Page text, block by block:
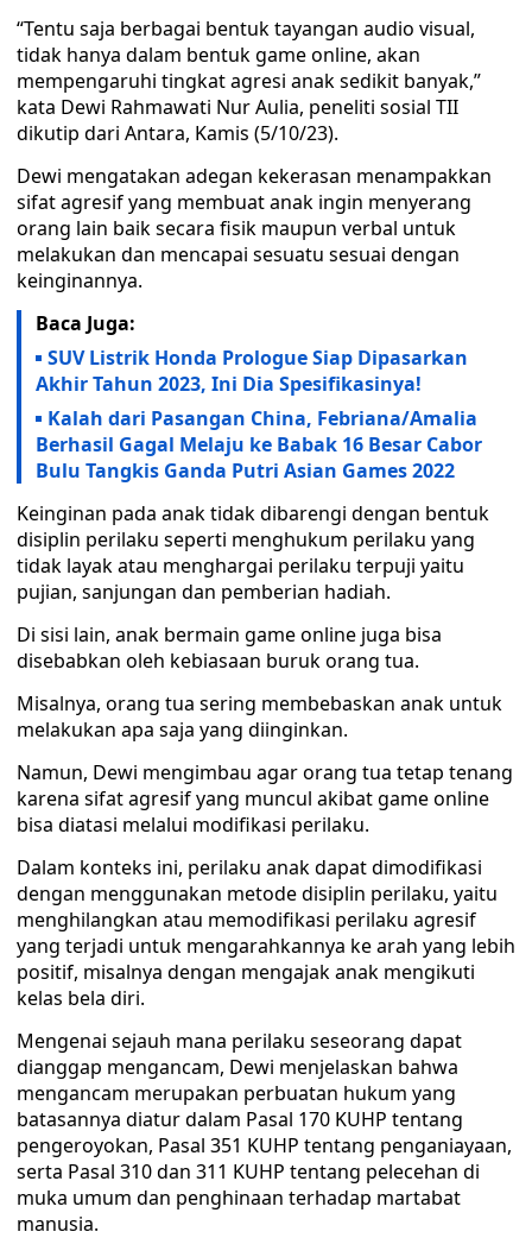
“Tentu saja berbagai bentuk tayangan audio visual,
tidak hanya dalam bentuk game online, akan
mempengaruhi tingkat agresi anak sedikit banyak,”
kata Dewi Rahmawati Nur Aulia, peneliti sosial TII
dikutip dari Antara, Kamis (5/10/23).
Dewi mengatakan adegan kekerasan menampakkan
sifat agresif yang membuat anak ingin menyerang
orang lain baik secara fisik maupun verbal untuk
melakukan dan mencapai sesuatu sesuai dengan
keinginannya.
Baca Juga:
SUV Listrik Honda Prologue Siap Dipasarkan
Akhir Tahun 2023, Ini Dia Spesifikasinya!
Kalah dari Pasangan China, Febriana/Amalia
Berhasil Gagal Melaju ke Babak 16 Besar Cabor
Bulu Tangkis Ganda Putri Asian Games 2022
Keinginan pada anak tidak dibarengi dengan bentuk
disiplin perilaku seperti menghukum perilaku yang
tidak layak atau menghargai perilaku terpuji yaitu
pujian, sanjungan dan pemberian hadiah.
Di sisi lain, anak bermain game online juga bisa
disebabkan oleh kebiasaan buruk orang tua.
Misalnya, orang tua sering membebaskan anak untuk
melakukan apa saja yang diinginkan.
Namun, Dewi mengimbau agar orang tua tetap tenang
karena sifat agresif yang muncul akibat game online
bisa diatasi melalui modifikasi perilaku.
Dalam konteks ini, perilaku anak dapat dimodifikasi
dengan menggunakan metode disiplin perilaku, yaitu
menghilangkan atau memodifikasi perilaku agresif
yang terjadi untuk mengarahkannya ke arah yang lebih
positif, misalnya dengan mengajak anak mengikuti
kelas bela diri.
Mengenai sejauh mana perilaku seseorang dapat
dianggap mengancam, Dewi menjelaskan bahwa
mengancam merupakan perbuatan hukum yang
batasannya diatur dalam Pasal 170 KUHP tentang
pengeroyokan, Pasal 351 KUHP tentang penganiayaan,
serta Pasal 310 dan 311 KUHP tentang pelecehan di
muka umum dan penghinaan terhadap martabat
manusia.